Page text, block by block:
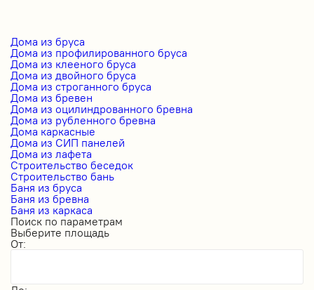
Дома из бруса
Дома из профилированного бруса
Дома из клееного бруса
Дома из двойного бруса
Дома из строганного бруса
Дома из бревен
Дома из оцилиндрованного бревна
Дома из рубленного бревна
Дома каркасные
Дома из СИП панелей
Дома из лафета
Строительство беседок
Строительство бань
Баня из бруса
Баня из бревна
Баня из каркаса
Поиск по параметрам
Выберите площадь
От: